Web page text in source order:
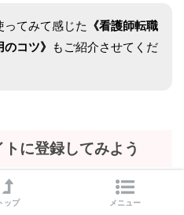
ってみて感じた 《看護師転職
コツ》 もご紹介させてくだ
に登録してみよう
トップ メニュー